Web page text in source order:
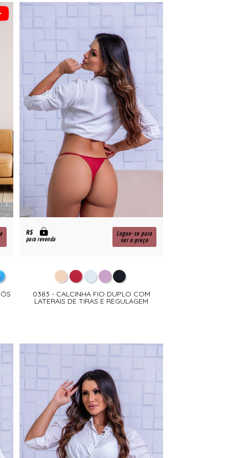
R$
para revenda
Logue-se para
ver o preço
0383 - CALCINHA FIO DUPLO COM
LATERAIS DE TIRAS E REGULAGEM